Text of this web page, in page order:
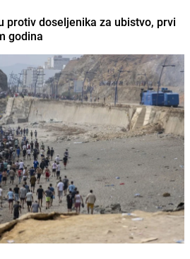
protiv doseljenika za ubistvo, prvi
godina